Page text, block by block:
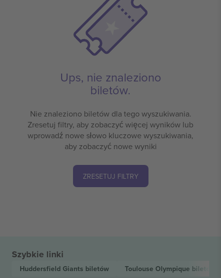
Ups, nie znaleziono
biletów.
Nie znaleziono biletów dla tego wyszukiwania.
Zresetuj filtry, aby zobaczyć więcej wyników lub
wprowadź nowe słowo kluczowe wyszukiwania,
aby zobaczyć nowe wyniki
ZRESETUJ FILTRY
Szybkie linki
Huddersfield Giants biletów Toulouse Olympique biletów